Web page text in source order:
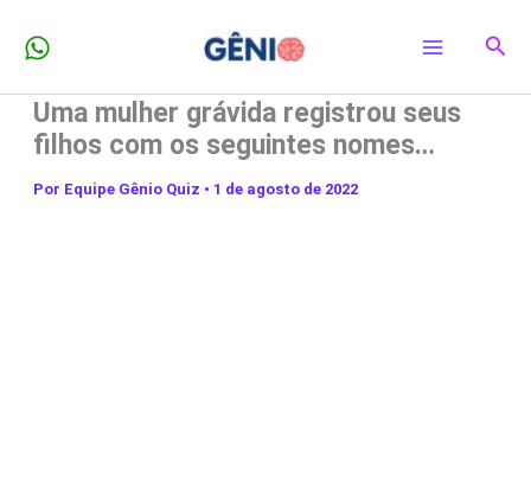
para
conteúdo
Uma mulher grávida registrou seus
filhos com os seguintes nomes…
Por Equipe Gênio Quiz • 1 de agosto de 2022